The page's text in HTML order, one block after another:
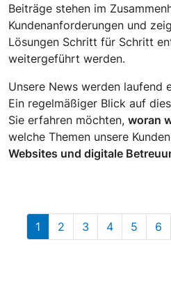
Beiträge stehen im
Kundenanforderungen und
Lösungen Schritt für Schritt
weitergeführt werden.
Unsere News werden laufend
Ein regelmäßiger Blick auf
Sie erfahren möchten, woran
welche Themen unsere
Websites und digitale
1 2 3 4 5 6